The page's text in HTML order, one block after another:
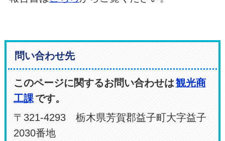
問い合わせ先
このページに関するお問い合わせは観光商
工課です。
〒321-4293 栃木県芳賀郡益子町大字益子
2030番地